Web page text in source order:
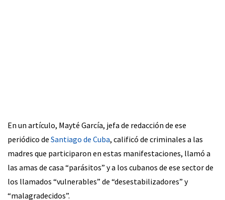
En un artículo, Mayté García, jefa de redacción de ese
periódico de Santiago de Cuba, calificó de criminales a las
madres que participaron en estas manifestaciones, llamó a
las amas de casa “parásitos” y a los cubanos de ese sector de
los llamados “vulnerables” de “desestabilizadores” y
“malagradecidos”.